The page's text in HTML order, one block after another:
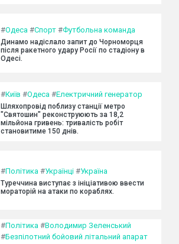
#Одеса #Спорт #Футбольна команда
Динамо надіслало запит до Чорноморця
після ракетного удару Росії по стадіону в
Одесі.
#Київ #Одеса #Електричний генератор
Шляхопровід поблизу станції метро
"Святошин" реконструюють за 18,2
мільйона гривень: тривалість робіт
становитиме 150 днів.
#Політика #Українці #Україна
Туреччина виступає з ініціативою ввести
мораторій на атаки по кораблях.
#Політика #Володимир Зеленський
#Безпілотний бойовий літальний апарат